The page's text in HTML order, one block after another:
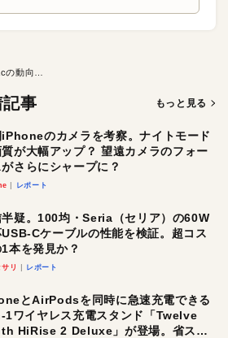
記事 もっと見る
のカメラを考察。ナイトモード
が大幅アップ？ 望遠カメラのフォー
さらにシャープに？
レポート
疑。100均・Seria（セリア）の60W
Cケーブルの性能を検証。超コス
本を発見か？
リ レポート
とAirPodsを同時に急速充電できる
1ワイヤレス充電スタンド「Twelve
HiRise 2 Deluxe」が登場。省スペ